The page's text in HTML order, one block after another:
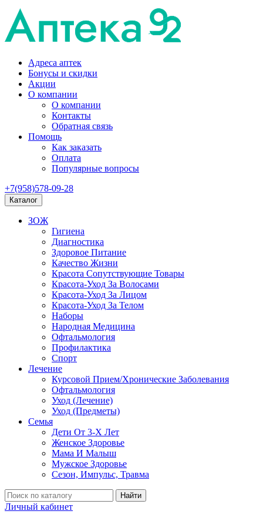
Адреса аптек
Бонусы и скидки
Акции
О компании
О компании
Контакты
Обратная связь
Помощь
Как заказать
Оплата
Популярные вопросы
+7(958)578-09-28
Каталог
ЗОЖ
Гигиена
Диагностика
Здоровое Питание
Качество Жизни
Красота Сопутствующие Товары
Красота-Уход За Волосами
Красота-Уход За Лицом
Красота-Уход За Телом
Наборы
Народная Медицина
Офтальмология
Профилактика
Спорт
Лечение
Курсовой Прием/Хронические Заболевания
Офтальмология
Уход (Лечение)
Уход (Предметы)
Семья
Дети От 3-Х Лет
Женское Здоровье
Мама И Малыш
Мужское Здоровье
Сезон, Импульс, Травма
Найти
Личный кабинет